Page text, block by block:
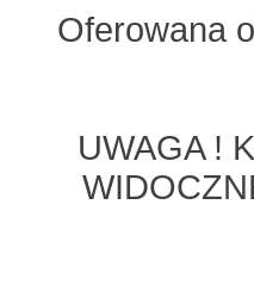
Oferowana
UWAGA !